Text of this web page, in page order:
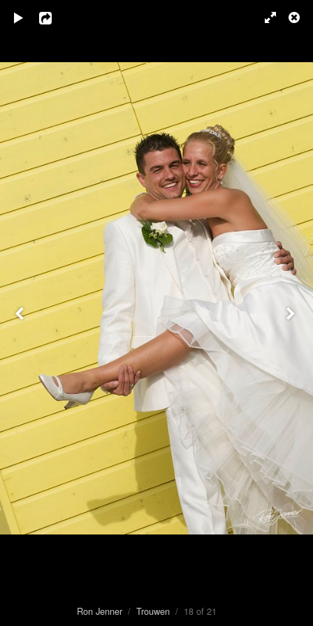
Ron Jenner / Trouwen / 18 of 21